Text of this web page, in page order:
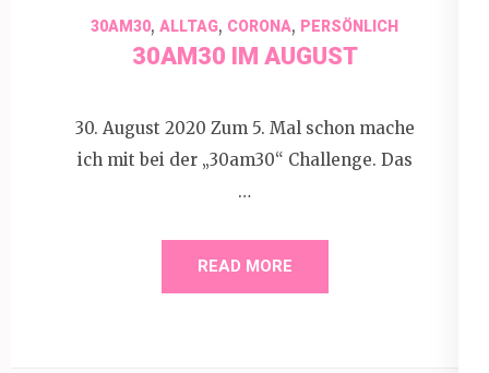
30AM30, ALLTAG, CORONA, PERSÖNLICH
30AM30 IM AUGUST
30. August 2020 Zum 5. Mal schon mache
ich mit bei der „30am30“ Challenge. Das
…
READ MORE